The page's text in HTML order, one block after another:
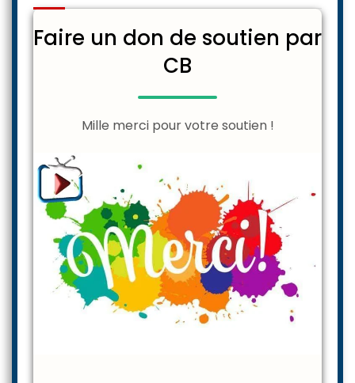
Faire un don de soutien par
CB
Mille merci pour votre soutien !